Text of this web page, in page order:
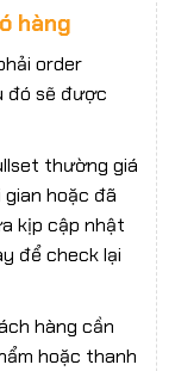
hàng
order
đó sẽ được
thường giá
hoặc đã
kịp cập nhật
để check lại
hàng cần
hoặc thanh